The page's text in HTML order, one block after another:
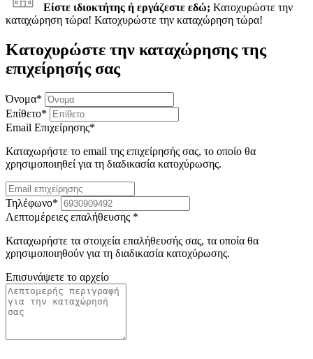
Είστε ιδιοκτήτης ή εργάζεστε εδώ; Κατοχυρώστε την
καταχώρηση τώρα! Κατοχυρώστε την καταχώρηση τώρα!
Κατοχυρώστε την καταχώρησης της
επιχείρησής σας
Όνομα*
Επίθετο*
Email Επιχείρησης*
Καταχωρήστε το email της επιχείρησής σας, το οποίο θα
χρησιμοποιηθεί για τη διαδικασία κατοχύρωσης.
Τηλέφωνο*
Λεπτομέρειες επαλήθευσης *
Καταχωρήστε τα στοιχεία επαλήθευσής σας, τα οποία θα
χρησιμοποιηθούν για τη διαδικασία κατοχύρωσης.
Επισυνάψετε το αρχείο